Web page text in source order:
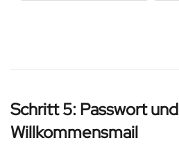
Schritt 5: Passwort und
Willkommensmail